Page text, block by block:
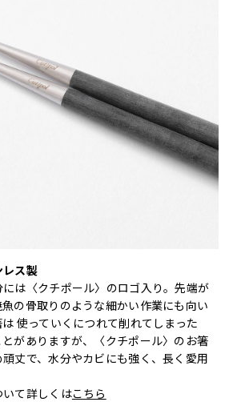
ス製
は〈クチポール〉のロゴ入り。先端が
の骨取りのような細かい作業にも向い
使っていくにつれて削れてしまった
がありますが、〈クチポール〉のお箸
丈で、水分やカビにも強く、長く愛用
て詳しくはこちら